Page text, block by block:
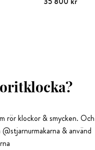
rör klockor & smycken. Och
& använd